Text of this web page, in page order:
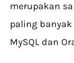
merupakan
paling
MySQL dan